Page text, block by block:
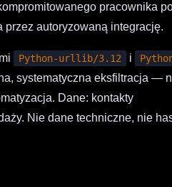
pracownika
przez autoryzowaną integrację.
Python-urllib/3.12 i
systematyczna eksfil­tracja —
Dane: kontakty
Nie dane techniczne, nie